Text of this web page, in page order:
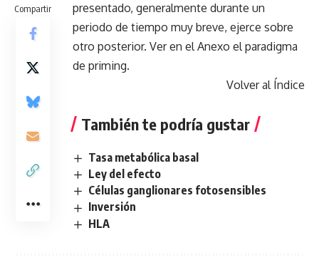
Compartir
presentado, generalmente durante un
periodo de tiempo muy breve, ejerce sobre
otro posterior. Ver en el Anexo el paradigma
de priming.
Volver al Índice
También te podría gustar
Tasa metabólica basal
Ley del efecto
Células ganglionares fotosensibles
Inversión
HLA